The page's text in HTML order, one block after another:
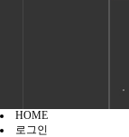
HOME
로그인